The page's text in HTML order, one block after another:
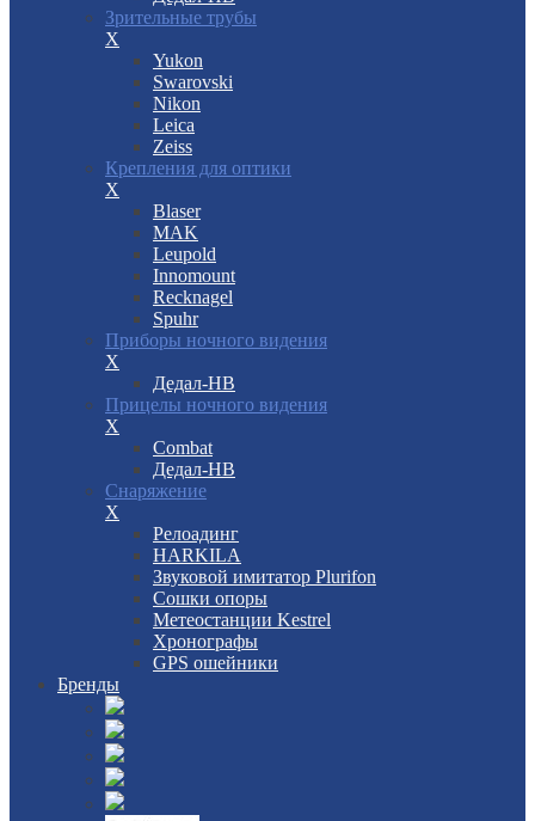
Зрительные трубы
X
Yukon
Swarovski
Nikon
Leica
Zeiss
Крепления для оптики
X
Blaser
MAK
Leupold
Innomount
Recknagel
Spuhr
Приборы ночного видения
X
Дедал-НВ
Прицелы ночного видения
X
Combat
Дедал-НВ
Снаряжение
X
Релоадинг
HARKILA
Звуковой имитатор Plurifon
Сошки опоры
Метеостанции Kestrel
Хронографы
GPS ошейники
Бренды